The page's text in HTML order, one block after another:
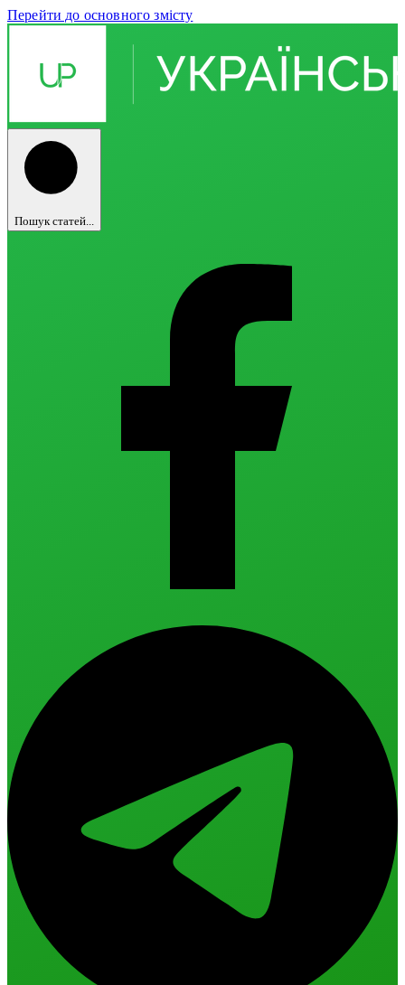
Перейти до основного змісту
Пошук статей...